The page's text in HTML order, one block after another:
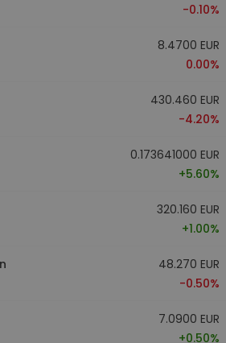
-0.10%
8.4700 EUR
0.00%
430.460 EUR
-4.20%
0.173641000 EUR
+5.60%
320.160 EUR
+1.00%
48.270 EUR
-0.50%
7.0900 EUR
+0.50%